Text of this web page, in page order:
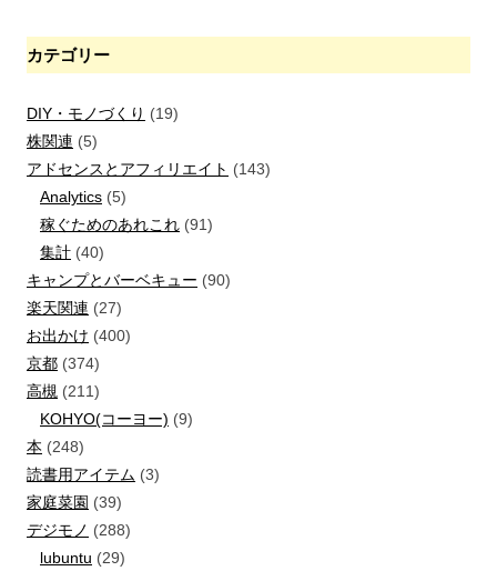
カテゴリー
DIY・モノづくり (19)
株関連 (5)
アドセンスとアフィリエイト (143)
Analytics (5)
稼ぐためのあれこれ (91)
集計 (40)
キャンプとバーベキュー (90)
楽天関連 (27)
お出かけ (400)
京都 (374)
高槻 (211)
KOHYO(コーヨー) (9)
本 (248)
読書用アイテム (3)
家庭菜園 (39)
デジモノ (288)
lubuntu (29)